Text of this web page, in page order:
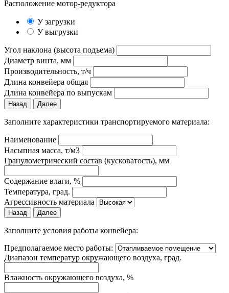
Расположение мотор-редуктора
У загрузки
У выгрузки
Угол наклона (высота подъема)
Диаметр винта, мм
Производительность, т/ч
Длина конвейера общая
Длина конвейера по выпускам
Назад Далее
Заполните характеристики транспортируемого материала:
Наименование
Насыпная масса, т/м3
Гранулометрический состав (кусковатость), мм
Содержание влаги, %
Температура, град.
Агрессивность материала
Назад Далее
Заполните условия работы конвейера:
Предполагаемое место работы:
Диапазон температур окружающего воздуха, град.
Влажность окружающего воздуха, %